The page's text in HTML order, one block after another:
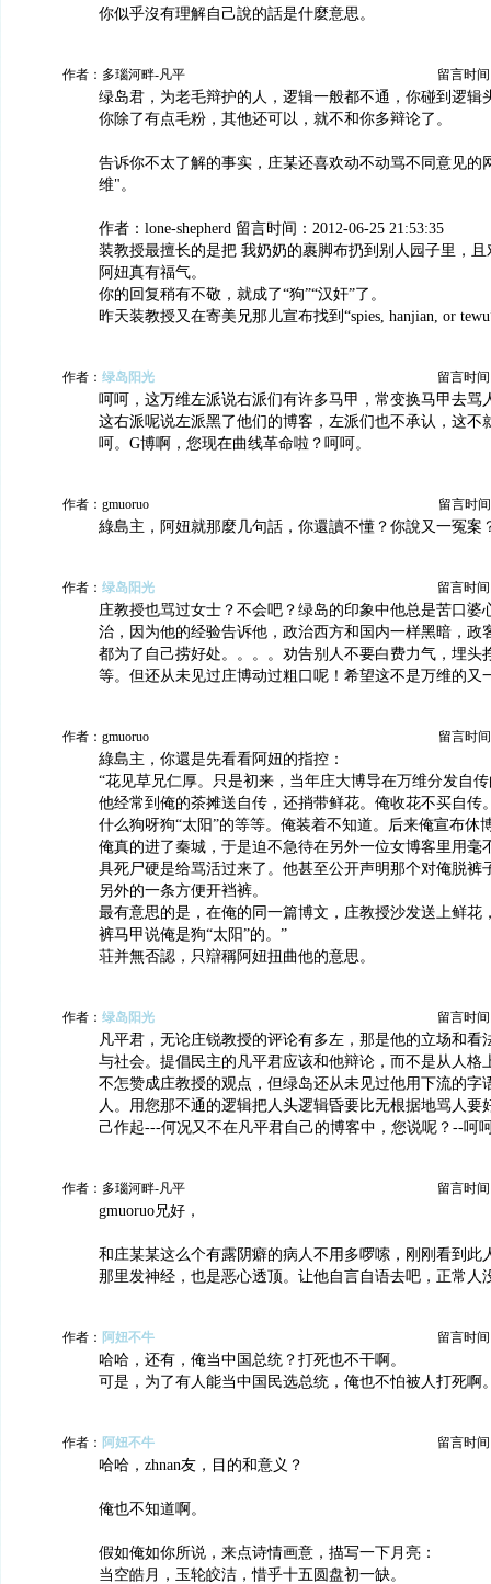
你似乎沒有理解自己說的話是什麼意思。
作者：多瑙河畔-凡平 留言时间
绿岛君，为老毛辩护的人，逻辑一般都不通，你碰到逻辑
你除了有点毛粉，其他还可以，就不和你多辩论了。
告诉你不太了解的事实，庄某还喜欢动不动骂不同意见的
维"。
作者：lone-shepherd 留言时间：2012-06-25 21:53:35
装教授最擅长的是把 我奶奶的裹脚布扔到别人园子里，
阿妞真有福气。
你的回复稍有不敬，就成了“狗”“汉奸”了。
昨天装教授又在寄美兄那儿宣布找到“spies, hanjian, or
作者： 绿岛阳光 留言时间
呵呵，这万维左派说右派们有许多马甲，常变换马甲去骂
这右派呢说左派黑了他们的博客，左派们也不承认，这不
呵。G博啊，您现在曲线革命啦？呵呵。
作者：gmuoruo 留言时
綠島主，阿妞就那麼几句話，你還讀不懂？你說又一冤案
作者： 绿岛阳光 留言时间
庄教授也骂过女士？不会吧？绿岛的印象中他总是苦口婆
治，因为他的经验告诉他，政治西方和国内一样黑暗，政
都为了自己捞好处。。。。劝告别人不要白费力气，埋头
等。但还从未见过庄博动过粗口呢！希望这不是万维的又
作者：gmuoruo 留言时
綠島主，你還是先看看阿妞的指控：
“花见草兄仁厚。只是初来，当年庄大博导在万维分发自
他经常到俺的茶摊送自传，还捎带鲜花。俺收花不买自传
什么狗呀狗“太阳”的等等。俺装着不知道。后来俺宣布休
俺真的进了秦城，于是迫不急待在另外一位女博客里用毫
具死尸硬是给骂活过来了。他甚至公开声明那个对俺脱裤
另外的一条方便开裆裤。
最有意思的是，在俺的同一篇博文，庄教授沙发送上鲜花
裤马甲说俺是狗“太阳”的。”
荘并無否認，只辯稱阿妞扭曲他的意思。
作者： 绿岛阳光 留言时间
凡平君，无论庄锐教授的评论有多左，那是他的立场和看
与社会。提倡民主的凡平君应该和他辩论，而不是从人格
不怎赞成庄教授的观点，但绿岛还从未见过他用下流的字
人。用您那不通的逻辑把人头逻辑昏要比无根据地骂人要
己作起---何况又不在凡平君自己的博客中，您说呢？--呵
作者：多瑙河畔-凡平 留言时间
gmuoruo兄好，
和庄某某这么个有露阴癖的病人不用多啰嗦，刚刚看到此
那里发神经，也是恶心透顶。让他自言自语去吧，正常人
作者： 阿妞不牛 留言时间
哈哈，还有，俺当中国总统？打死也不干啊。
可是，为了有人能当中国民选总统，俺也不怕被人打死啊
作者： 阿妞不牛 留言时间
哈哈，zhnan友，目的和意义？
俺也不知道啊。
假如俺如你所说，来点诗情画意，描写一下月亮：
当空皓月，玉轮皎洁，惜乎十五圆盘初一缺。